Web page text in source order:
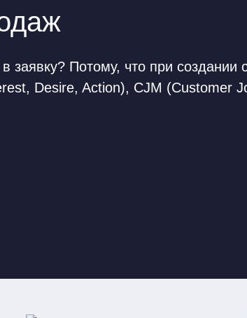
Потому, что при
Desire, Action), CJM (Customer